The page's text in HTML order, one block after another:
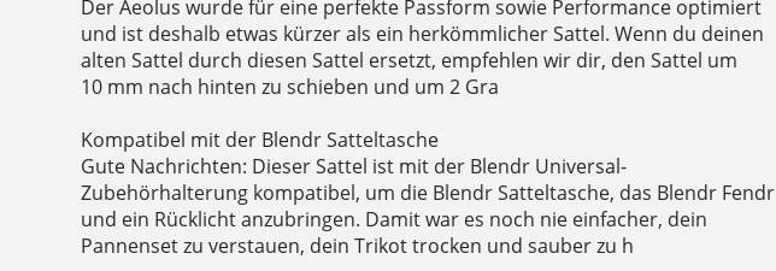
Der Aeolus wurde für eine perfekte Passform sowie Performance optimiert
und ist deshalb etwas kürzer als ein herkömmlicher Sattel. Wenn du deinen
alten Sattel durch diesen Sattel ersetzt, empfehlen wir dir, den Sattel um
10 mm nach hinten zu schieben und um 2 Gra
Kompatibel mit der Blendr Satteltasche
Gute Nachrichten: Dieser Sattel ist mit der Blendr Universal-
Zubehörhalterung kompatibel, um die Blendr Satteltasche, das Blendr Fendr
und ein Rücklicht anzubringen. Damit war es noch nie einfacher, dein
Pannenset zu verstauen, dein Trikot trocken und sauber zu h